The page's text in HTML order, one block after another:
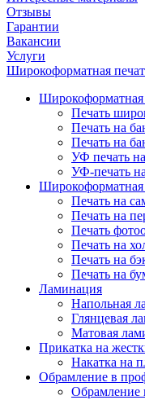
Отзывы
Гарантии
Вакансии
Услуги
Широкоформатная
Широкоформатная
Печать
Печать на
Печать на
УФ печать
УФ-печать
Широкоформатная
Печать на
Печать на
Печать
Печать на
Печать на
Печать на
Ламинация
Напольная
Глянцевая
Матовая
Прикатка на
Накатка на
Обрамление в
Обрамление